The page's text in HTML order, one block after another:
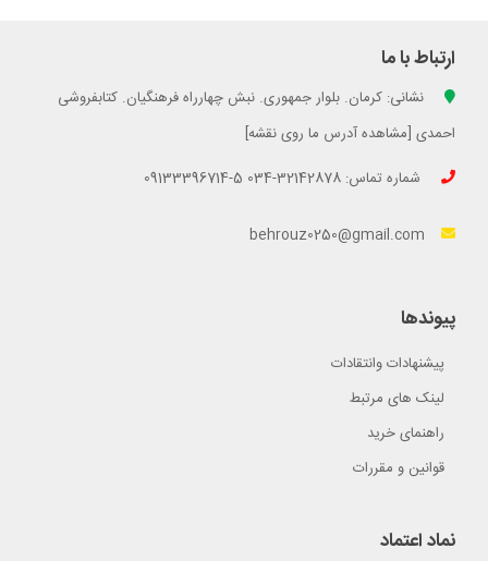
ارتباط با ما
نشانی: کرمان. بلوار جمهوری. نبش چهارراه فرهنگیان. کتابفروشی
احمدی [مشاهده آدرس ما روی نقشه]
شماره تماس: 32142878-034 5-09133396714
behrouz0250@gmail.com
پیوندها
پیشنهادات وانتقادات
لینک های مرتبط
راهنمای خرید
قوانین و مقررات
نماد اعتماد